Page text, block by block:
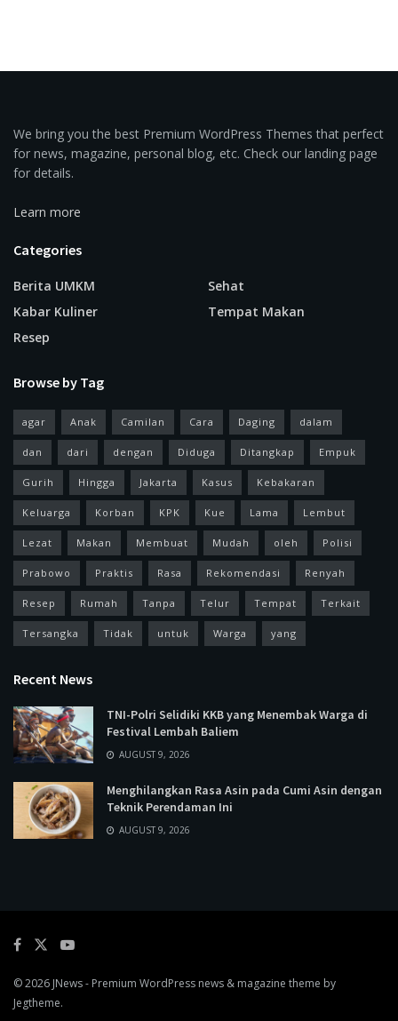
We bring you the best Premium WordPress Themes that perfect
for news, magazine, personal blog, etc. Check our landing page
for details.
Learn more
Categories
Berita UMKM
Kabar Kuliner
Resep
Sehat
Tempat Makan
Browse by Tag
agar Anak Camilan Cara Daging dalam
dan dari dengan Diduga Ditangkap Empuk
Gurih Hingga Jakarta Kasus Kebakaran
Keluarga Korban KPK Kue Lama Lembut
Lezat Makan Membuat Mudah oleh Polisi
Prabowo Praktis Rasa Rekomendasi Renyah
Resep Rumah Tanpa Telur Tempat Terkait
Tersangka Tidak untuk Warga yang
Recent News
TNI-Polri Selidiki KKB yang Menembak Warga di
Festival Lembah Baliem
AUGUST 9, 2026
Menghilangkan Rasa Asin pada Cumi Asin dengan
Teknik Perendaman Ini
AUGUST 9, 2026
© 2026 JNews- Premium WordPress news & magazine theme by
Jegtheme.